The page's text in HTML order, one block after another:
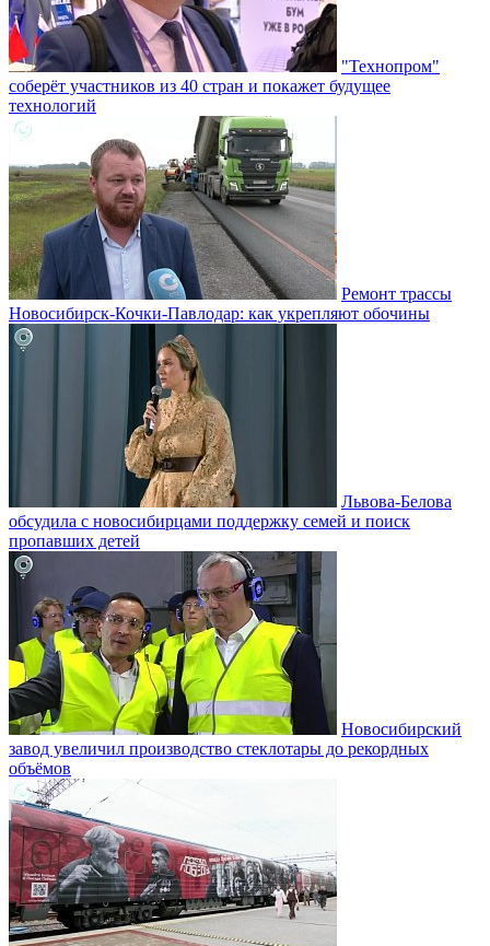
"Технопром"
соберёт участников из 40 стран и покажет будущее
технологий
Ремонт трассы
Новосибирск-Кочки-Павлодар: как укрепляют обочины
Львова-Белова
обсудила с новосибирцами поддержку семей и поиск
пропавших детей
Новосибирский
завод увеличил производство стеклотары до рекордных
объёмов